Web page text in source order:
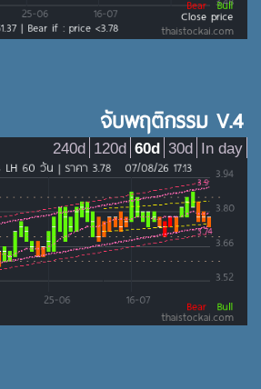
จับพฤติกรรม V.4
In day
30d
60d
120d
240d